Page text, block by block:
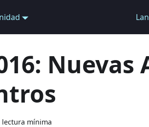
Nuevas
lectura mínima